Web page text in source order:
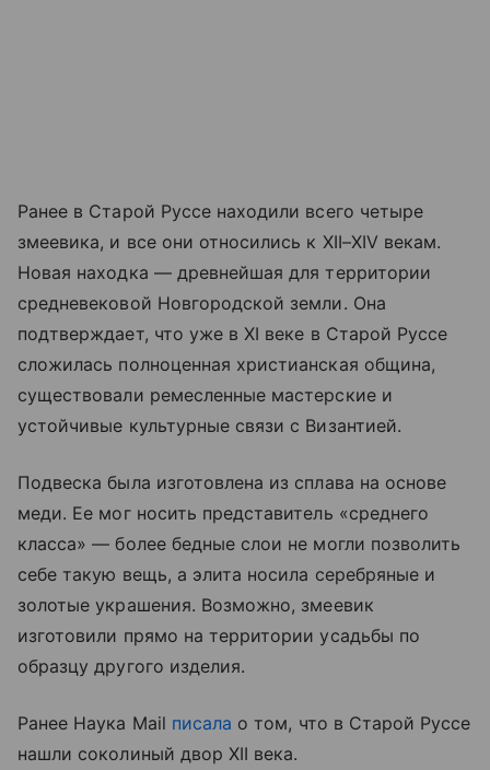
Ранее в Старой Руссе находили всего четыре
змеевика, и все они относились к XII–XIV векам.
Новая находка — древнейшая для территории
средневековой Новгородской земли. Она
подтверждает, что уже в XI веке в Старой Руссе
сложилась полноценная христианская община,
существовали ремесленные мастерские и
устойчивые культурные связи с Византией.
Подвеска была изготовлена из сплава на основе
меди. Ее мог носить представитель «среднего
класса» — более бедные слои не могли позволить
себе такую вещь, а элита носила серебряные и
золотые украшения. Возможно, змеевик
изготовили прямо на территории усадьбы по
образцу другого изделия.
Ранее Наука Mail писала о том, что в Старой Руссе
нашли соколиный двор XII века.